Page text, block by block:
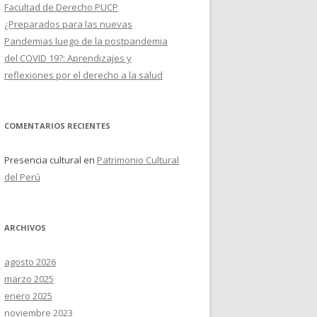
Facultad de Derecho PUCP
¿Preparados para las nuevas
Pandemias luego de la postpandemia
del COVID 19?: Aprendizajes y
reflexiones por el derecho a la salud
COMENTARIOS RECIENTES
Presencia cultural en Patrimonio Cultural
del Perú
ARCHIVOS
agosto 2026
marzo 2025
enero 2025
noviembre 2023